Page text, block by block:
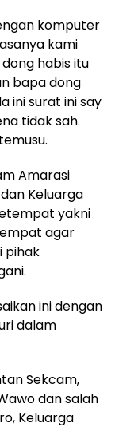
komputer
kami
habis itu
bapa dong
ini surat ini say
tidak sah.
Amarasi
Keluarga
yakni
agar
pihak
ini dengan
dalam
Sekcam,
dan salah
Keluarga